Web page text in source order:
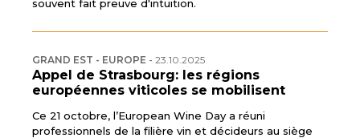
souvent fait preuve d'intuition.
GRAND EST - EUROPE - 23.10.2025
Appel de Strasbourg: les régions
européennes viticoles se mobilisent
Ce 21 octobre, l’European Wine Day a réuni
professionnels de la filière vin et décideurs au siège